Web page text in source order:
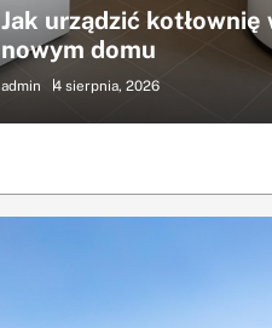
roboczych w halach
konstrukcyjne uwzględniają
2 sierpnia, 2026
Jak urządzić kotłownię
nowym domu
admin 4 sierpnia, 2026